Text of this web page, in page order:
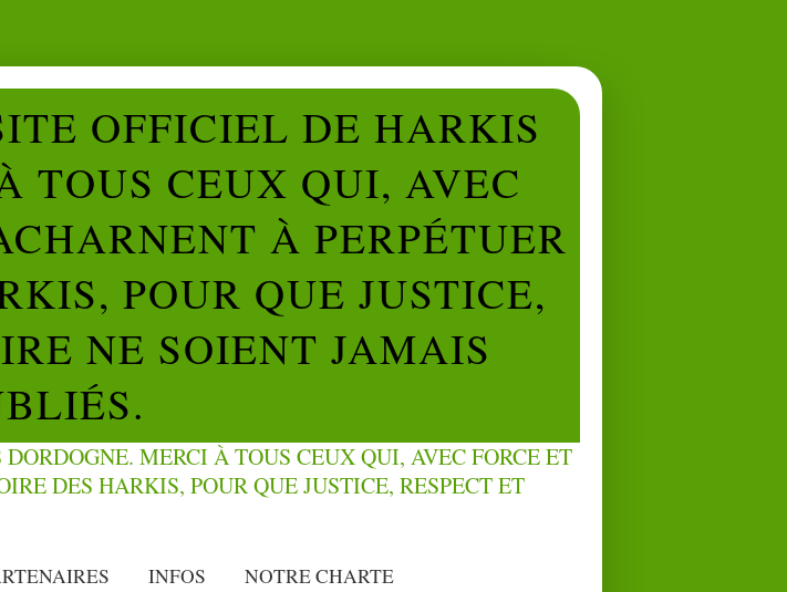
OFFICIEL DE HARKIS
TOUS CEUX QUI, AVEC
À PERPÉTUER
POUR QUE JUSTICE,
NE SOIENT JAMAIS
INFOS NOTRE CHARTE